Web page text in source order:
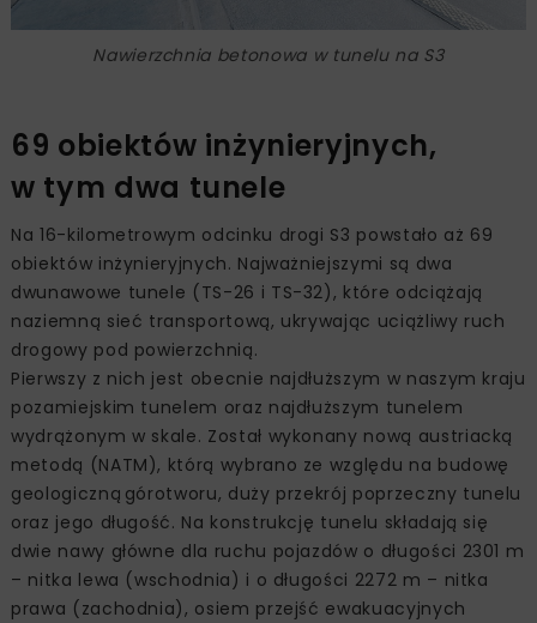
Nawierzchnia betonowa w tunelu na S3
69 obiektów inżynieryjnych,
w tym dwa tunele
Na 16-kilometrowym odcinku drogi S3 powstało aż 69
obiektów inżynieryjnych. Najważniejszymi są dwa
dwunawowe tunele (TS-26 i TS-32), które odciążają
naziemną sieć transportową, ukrywając uciążliwy ruch
drogowy pod powierzchnią.
Pierwszy z nich jest obecnie najdłuższym w naszym kraju
pozamiejskim tunelem oraz najdłuższym tunelem
wydrążonym w skale. Został wykonany nową austriacką
metodą (NATM), którą wybrano ze względu na budowę
geologiczną górotworu, duży przekrój poprzeczny tunelu
oraz jego długość. Na konstrukcję tunelu składają się
dwie nawy główne dla ruchu pojazdów o długości 2301 m
– nitka lewa (wschodnia) i o długości 2272 m – nitka
prawa (zachodnia), osiem przejść ewakuacyjnych